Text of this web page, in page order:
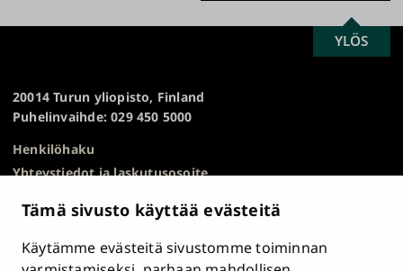
Tämä sivusto käyttää evästeitä
Käytämme evästeitä sivustomme toiminnan
20014 Turun yliopisto, Finland
Puhelinvaihde: 029 450 5000
Henkilöhaku
Yhteystiedot ja laskutusosoite
HR Excellence in Research
Tietosuojailmoitus
Asiakirjajulkisuuskuvaus ja tietopyynnöt
SCROLL
TO
YLÖS